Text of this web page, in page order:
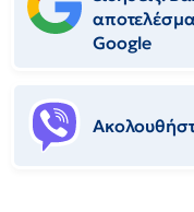
Google